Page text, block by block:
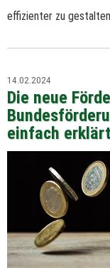
effizienter zu
14.02.2024
Die neue
einfach erklärt